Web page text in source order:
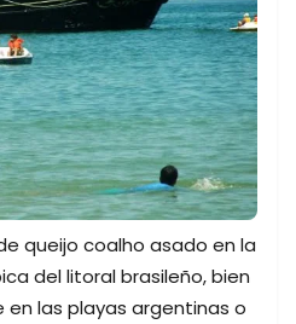
queijo coalho asado en la
del litoral brasileño, bien
las playas argentinas o